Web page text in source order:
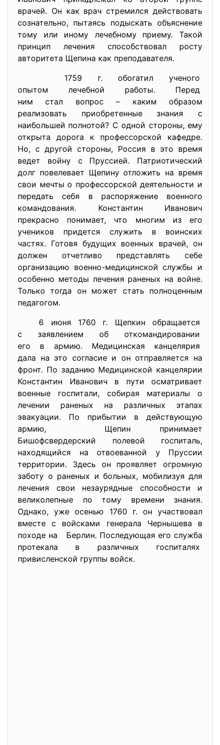
врачей. Он как врач стремился действовать
сознательно, пытаясь подыскать объяснение
тому или иному лечебному приему. Такой
принцип лечения способствовал росту
авторитета Щепина как преподавателя.
1759 г. обогатил ученого
опытом лечебной работы. Перед
ним стал вопрос – каким образом
реализовать приобретенные знания с
наибольшей полнотой? С одной стороны, ему
открыта дорога к профессорской кафедре.
Но, с другой стороны, Россия в это время
ведет войну с Пруссией. Патриотический
долг повелевает Щепину отложить на время
свои мечты о профессорской деятельности и
передать себя в распоряжение военного
командования. Константин Иванович
прекрасно понимает, что многим из его
учеников придется служить в воинских
частях. Готовя будущих военных врачей, он
должен отчетливо представлять себе
организацию военно-медицинской службы и
особенно методы лечения раненых на войне.
Только тогда он может стать полноценным
педагогом.
6 июня 1760 г. Щепкин обращается
с заявлением об откомандировании
его в армию. Медицинская канцелярия
дала на это согласие и он отправляется на
фронт. По заданию Медицинской канцелярии
Константин Иванович в пути осматривает
военные госпитали, собирая материалы о
лечении раненых на различных этапах
эвакуации. По прибытии в действующую
армию, Щепин принимает
Бишофсвердерский полевой госпиталь,
находящийся на отвоеванной у Пруссии
территории. Здесь он проявляет огромную
заботу о раненых и больных, мобилизуя для
лечения свои незаурядные способности и
великолепные по тому времени знания.
Однако, уже осенью 1760 г. он участвовал
вместе с войсками генерала Чернышева в
походе на Берлин. Последующая его служба
протекала в различных госпиталях
привисленской группы войск.